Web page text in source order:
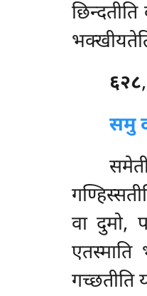
६२८
समु
वा दुमो,
एतस्माति
गच्छतीति